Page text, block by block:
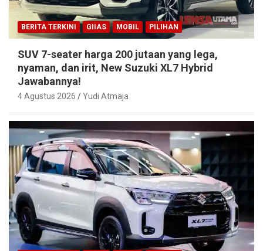
BERITA TERKINI GIIAS MOBIL PILIHAN
SUV 7-seater harga 200 jutaan yang lega,
nyaman, dan irit, New Suzuki XL7 Hybrid
Jawabannya!
4 Agustus 2026 Yudi Atmaja